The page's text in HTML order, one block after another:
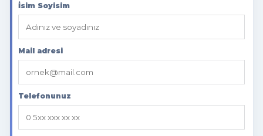
İsim Soyisim
Mail adresi
Telefonunuz